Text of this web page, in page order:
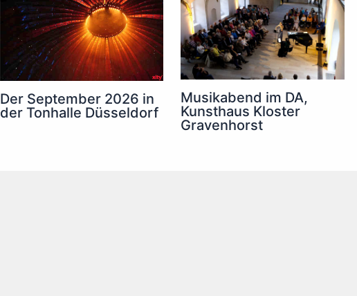
Der September 2026 in
der Tonhalle Düsseldorf
Musikabend im DA,
Kunsthaus Kloster
Gravenhorst